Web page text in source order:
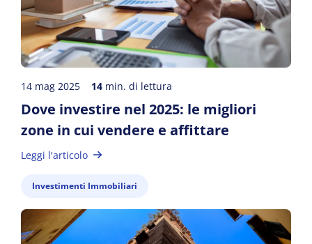
14 mag 2025 14 min. di lettura
Dove investire nel 2025: le migliori
zone in cui vendere e affittare
Leggi l'articolo
Investimenti Immobiliari